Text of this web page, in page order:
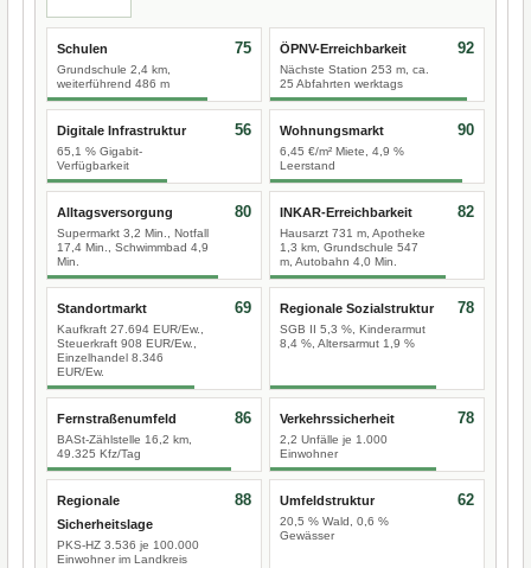
Schulen
Grundschule 2,4 km,
weiterführend 486 m
75 ÖPNV-Erreichbarkeit
Nächste Station 253 m, ca.
25 Abfahrten werktags
92
Digitale Infrastruktur
65,1 % Gigabit-
Verfügbarkeit
56 Wohnungsmarkt
6,45 €/m² Miete, 4,9 %
Leerstand
90
Alltagsversorgung
Supermarkt 3,2 Min., Notfall
17,4 Min., Schwimmbad 4,9
Min.
80 INKAR-Erreichbarkeit
Hausarzt 731 m, Apotheke
1,3 km, Grundschule 547
m, Autobahn 4,0 Min.
82
Standortmarkt
Kaufkraft 27.694 EUR/Ew.,
Steuerkraft 908 EUR/Ew.,
Einzelhandel 8.346
EUR/Ew.
69 Regionale Sozialstruktur
SGB II 5,3 %, Kinderarmut
8,4 %, Altersarmut 1,9 %
78
Fernstraßenumfeld
BASt-Zählstelle 16,2 km,
49.325 Kfz/Tag
86 Verkehrssicherheit
2,2 Unfälle je 1.000
Einwohner
78
Regionale
Sicherheitslage
PKS-HZ 3.536 je 100.000
Einwohner im Landkreis
88 Umfeldstruktur
20,5 % Wald, 0,6 %
Gewässer
62